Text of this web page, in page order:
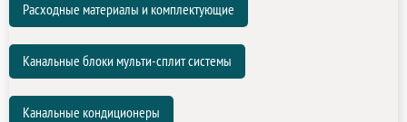
Расходные материалы и комплектующие
Канальные блоки мульти-сплит системы
Канальные кондиционеры